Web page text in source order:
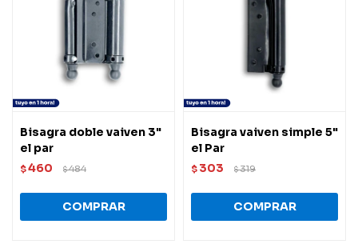
Bisagra doble vaiven 3"
el par
$460 $484
Bisagra vaiven simple 5"
el Par
$ 303 $319